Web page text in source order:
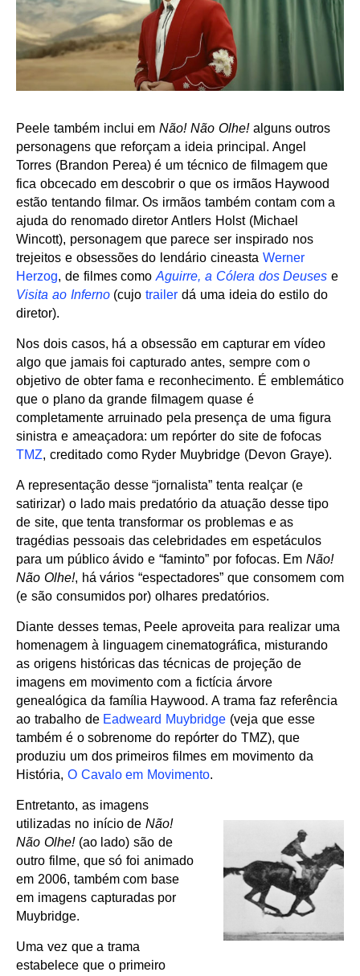
Peele também inclui emNão! Não Olhe!alguns outros
personagens que reforçam a ideia principal. Angel
Torres (Brandon Perea) é um técnico de filmagem que
fica obcecado em descobrir o que os irmãos Haywood
estão tentando filmar. Os irmãos também contam com a
ajuda do renomado diretor Antlers Holst (Michael
Wincott), personagem que parece ser inspirado nos
trejeitos e obsessões do lendário cineasta Werner
Herzog, de filmes comoAguirre, a Cólera dos Deuses e
Visita ao Inferno(cujotrailer dá uma ideia do estilo do
diretor).
Nos dois casos, há a obsessão em capturar em vídeo
algo que jamais foi capturado antes, sempre com o
objetivo de obter fama e reconhecimento. É emblemático
que o plano da grande filmagem quase é
completamente arruinado pela presença de uma figura
sinistra e ameaçadora: um repórter do site de fofocas
TMZ, creditado como Ryder Muybridge (Devon Graye).
A representação desse “jornalista” tenta realçar (e
satirizar) o lado mais predatório da atuação desse tipo
de site, que tenta transformar os problemas e as
tragédias pessoais das celebridades em espetáculos
para um público ávido e “faminto” por fofocas. EmNão!
Não Olhe!, há vários “espectadores” que consomem com
(e são consumidos por) olhares predatórios.
Diante desses temas, Peele aproveita para realizar uma
homenagem à linguagem cinematográfica, misturando
as origens históricas das técnicas de projeção de
imagens em movimento com a fictícia árvore
genealógica da família Haywood. A trama faz referência
ao trabalho de Eadweard Muybridge (veja que esse
também é o sobrenome do repórter do TMZ), que
produziu um dos primeiros filmes em movimento da
História, O Cavalo em Movimento.
Entretanto, as imagens
utilizadas no início deNão!
Não Olhe!(ao lado) são de
outro filme, que só foi animado
em 2006, também com base
em imagens capturadas por
Muybridge.
Uma vez que a trama
estabelece que o primeiro